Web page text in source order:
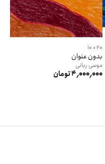
20 × 10
بدون عنوان
موسی ربانی
4٬000٬000 تومان